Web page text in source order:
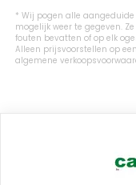
Wij pogen alle
mogelijk weer te gegeven.
fouten bevatten of op elk
Alleen prijsvoorstellen op
algemene